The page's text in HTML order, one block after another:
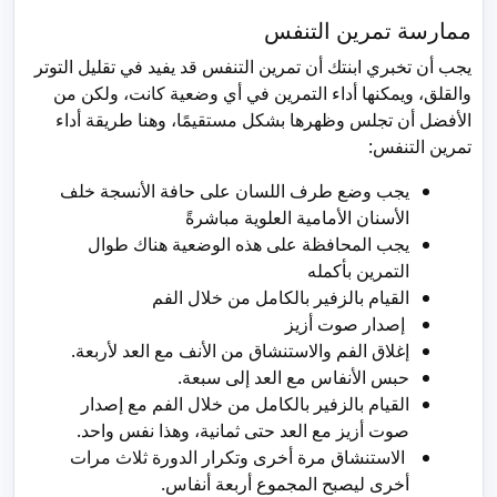
ممارسة تمرين التنفس
يجب أن تخبري ابنتك أن تمرين التنفس قد يفيد في تقليل التوتر
والقلق، ويمكنها أداء التمرين في أي وضعية كانت، ولكن من
الأفضل أن تجلس وظهرها بشكل مستقيمًا، وهنا طريقة أداء
تمرين التنفس:
يجب وضع طرف اللسان على حافة الأنسجة خلف
الأسنان الأمامية العلوية مباشرةً
يجب المحافظة على هذه الوضعية هناك طوال
التمرين بأكمله
القيام بالزفير بالكامل من خلال الفم
إصدار صوت أزيز
إغلاق الفم والاستنشاق من الأنف مع العد لأربعة.
حبس الأنفاس مع العد إلى سبعة.
القيام بالزفير بالكامل من خلال الفم مع إصدار
صوت أزيز مع العد حتى ثمانية، وهذا نفس واحد.
الاستنشاق مرة أخرى وتكرار الدورة ثلاث مرات
أخرى ليصبح المجموع أربعة أنفاس.